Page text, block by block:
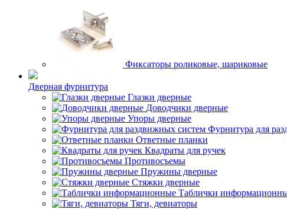
Фиксаторы роликовые, шариковые
Дверная фурнитура
Глазки дверные
Доводчики дверные
Упоры дверные
Фурнитура для
Ответные планки
Квадраты для ручек
Противосъемы
Пружины дверные
Стяжки дверные
Таблички
Тяги, девиаторы